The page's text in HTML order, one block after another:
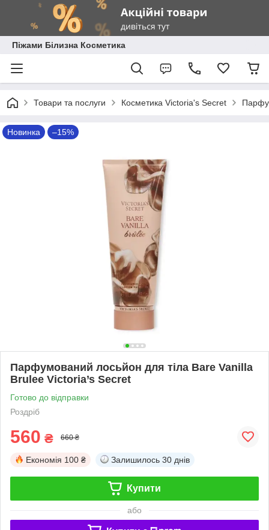
Піжами Білизна Косметика
Товари та послуги Косметика Victoria's Secret
Новинка –15%
Парфумований лосьйон для тіла Bare Vanilla
Brulee Victoria’s Secret
Готово до відправки
Роздріб
560 ₴ 660 ₴
Економія 100 ₴ Залишилось 30 днів
Купити
або